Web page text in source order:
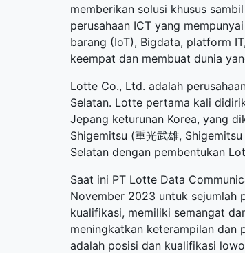
memberikan solusi khusus
perusahaan ICT yang
barang (IoT), Bigdata, platform
keempat dan membuat dunia
Lotte Co., Ltd. adalah
Selatan. Lotte pertama kali
Jepang keturunan Korea, yang
Shigemitsu (重光武雄,
Selatan dengan pembentukan
Saat ini PT Lotte Data
November 2023 untuk sejumlah
kualifikasi, memiliki semangat
meningkatkan keterampilan dan
adalah posisi dan kualifikasi